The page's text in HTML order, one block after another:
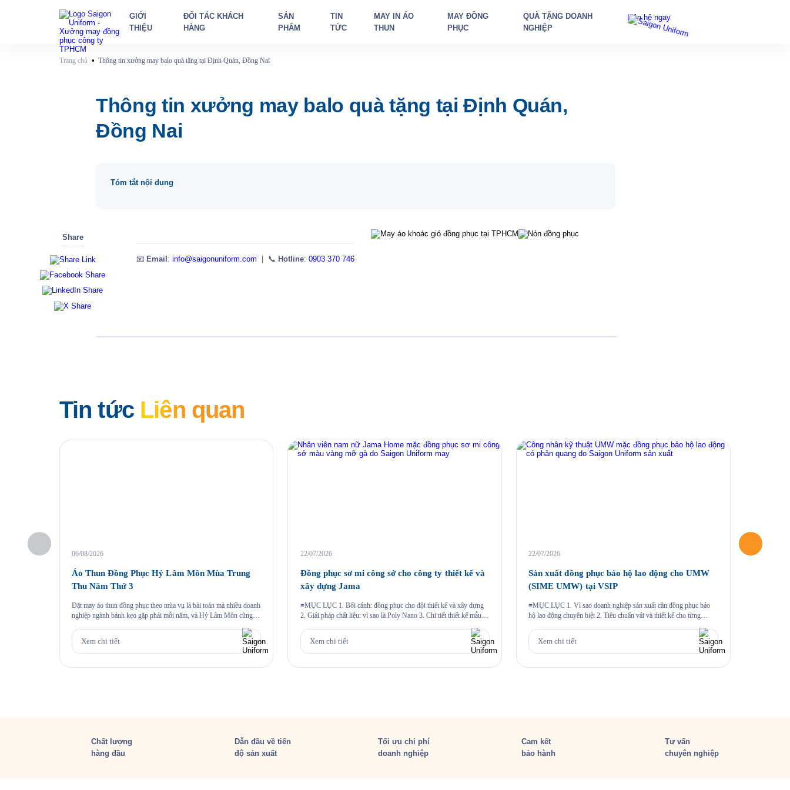
GIỚI
THIỆU
ĐỐI TÁC KHÁCH
HÀNG
SẢN
PHẨM
TIN
TỨC
MAY IN ÁO
THUN
MAY ĐỒNG
PHỤC
QUÀ TẶNG DOANH
NGHIỆP
Liên hệ ngay
Trang chủ • Thông tin xưởng may balo quà tặng tại Định Quán, Đồng Nai
Thông tin xưởng may balo quà tặng tại Định Quán,
Đồng Nai
Tóm tắt nội dung
Share
📧 Email : info@saigonuniform.com | 📞 Hotline: 0903 370 746
Tin tức Liên quan
06/08/2026
Áo Thun Đồng Phục Hỷ Lâm Môn Mùa Trung
Thu Năm Thứ 3
Đặt may áo thun đồng phục theo mùa vụ là bài toán mà nhiều doanh
nghiệp ngành bánh kẹo gặp phải mỗi năm, và Hỷ Lâm Môn cũng
Lâm Môn lại cùng Saigon Uniform chuẩn bị một bộ đồng phục […]
Xem chi tiết
22/07/2026
Đồng phục sơ mi công sở cho công ty thiết kế và
xây dựng Jama
≡MỤC LỤC 1. Bối cảnh: đồng phục cho đội thiết kế và xây dựng
2. Giải pháp chất liệu: vì sao là Poly Nano 3. Chi tiết thiết kế mẫu
thực hiện cho Jama 6. Câu hỏi thường gặp 6.1. Vải […]
Xem chi tiết
22/07/2026
Sản xuất đồng phục bảo hộ lao động cho UMW
(SIME UMW) tại VSIP
≡MỤC LỤC 1. Vì sao doanh nghiệp sản xuất cần đồng phục bảo
hộ lao động chuyên biệt 2. Tiêu chuẩn vải và thiết kế cho từng
UMW tại VSIP 4. Quy trình đặt đồng phục bảo hộ lao động […]
Xem chi tiết
04/06/2026
Chất lượng
hàng đầu
Dẫn đầu về tiến
độ sản xuất
Tối ưu chi phí
doanh nghiệp
Cam kết
bảo hành
Tư vấn
chuyên nghiệp